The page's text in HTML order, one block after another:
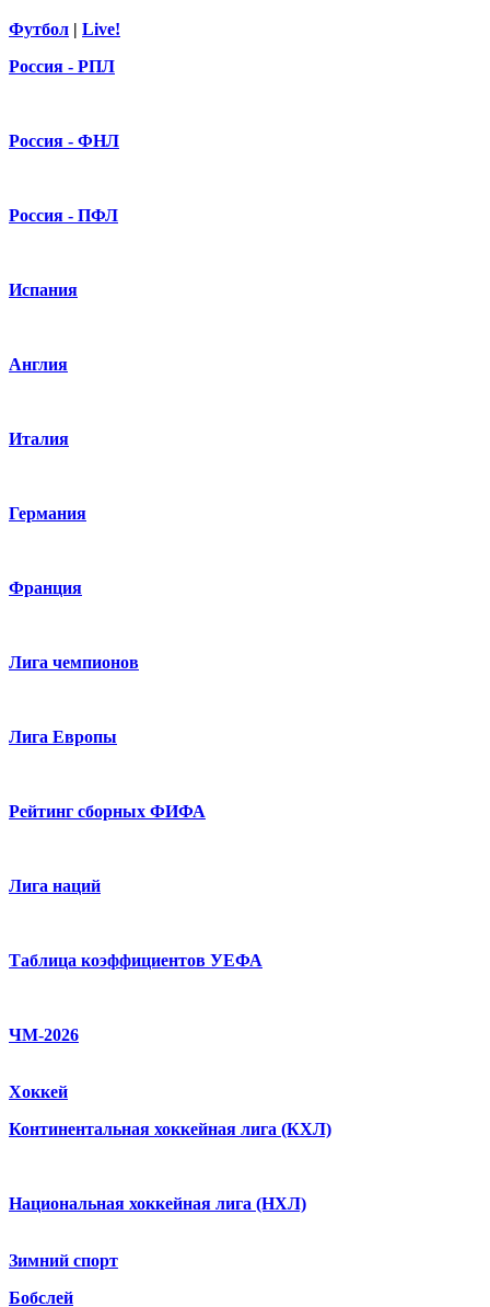
Футбол | Live!
Россия - РПЛ
Россия - ФНЛ
Россия - ПФЛ
Испания
Англия
Италия
Германия
Франция
Лига чемпионов
Лига Европы
Рейтинг сборных ФИФА
Лига наций
Таблица коэффициентов УЕФА
ЧМ-2026
Хоккей
Континентальная хоккейная лига (КХЛ)
Национальная хоккейная лига (НХЛ)
Зимний спорт
Бобслей